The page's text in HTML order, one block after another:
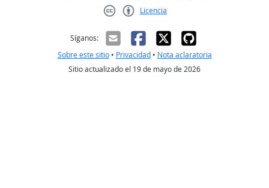
Licencia
Síganos:
Sobre este sitio• Privacidad• Nota aclaratoria
Sitio actualizado el 19 de mayo de 2026